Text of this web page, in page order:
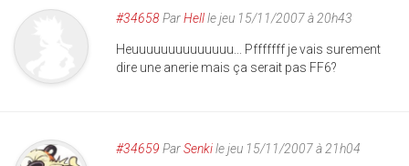
#34658ParHellle jeu 15/11/2007 à 20h43
Heuuuuuuuuuuuuuu... Pfffffff je vais surement
dire une anerie mais ça serait pas FF6?
#34659 ParSenkile jeu 15/11/2007 à 21h04